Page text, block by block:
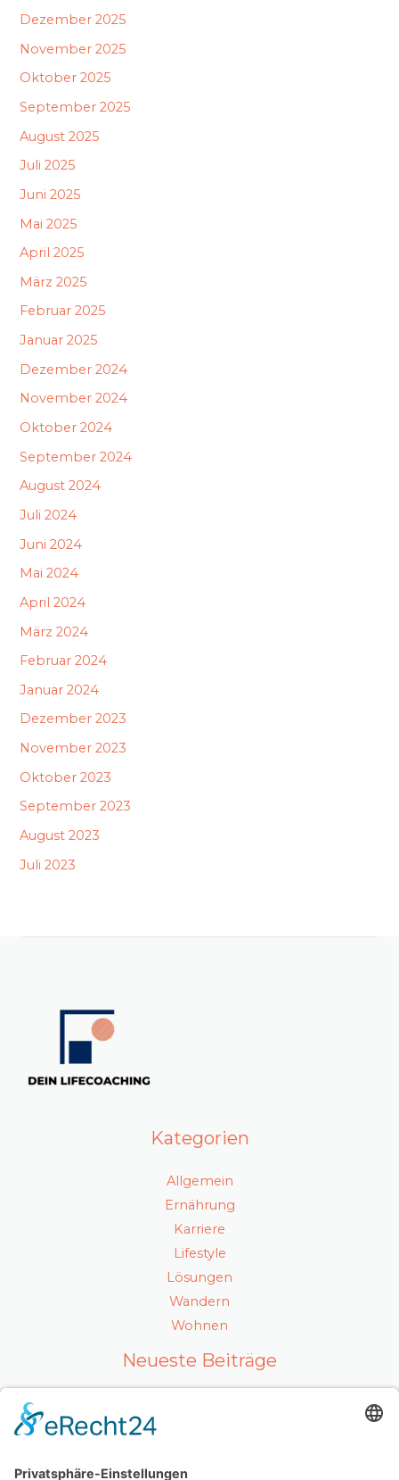
Dezember 2025
November 2025
Oktober 2025
September 2025
August 2025
Juli 2025
Juni 2025
Mai 2025
April 2025
März 2025
Februar 2025
Januar 2025
Dezember 2024
November 2024
Oktober 2024
September 2024
August 2024
Juli 2024
Juni 2024
Mai 2024
April 2024
März 2024
Februar 2024
Januar 2024
Dezember 2023
November 2023
Oktober 2023
September 2023
August 2023
Juli 2023
Kategorien
Allgemein
Ernährung
Karriere
Lifestyle
Lösungen
Wandern
Wohnen
Neueste Beiträge
Luxuriöses Haarvolumen ohne Kompromisse – so
Mit Ausstrahlung und Selbstvertrauen überzeugen